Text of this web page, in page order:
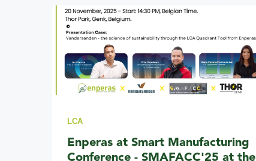
LCA
Enperas at Smart Manufacturing
Conference - SMAFACC'25 at the